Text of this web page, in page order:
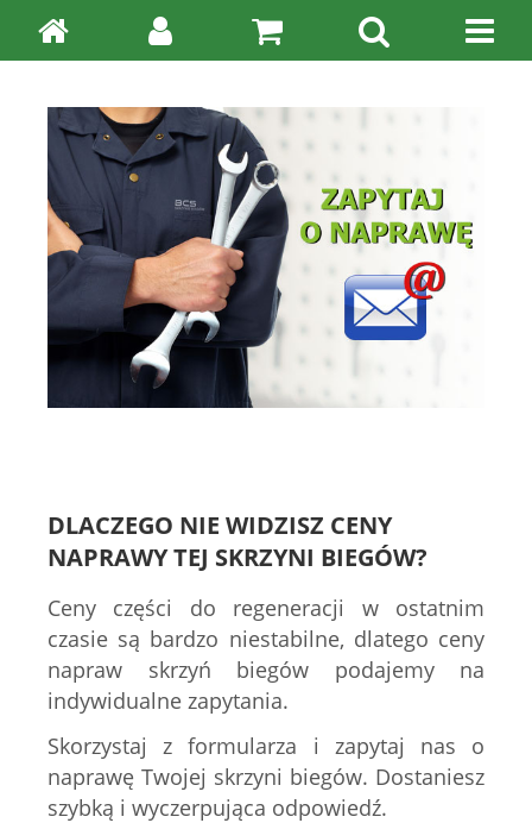
DLACZEGO NIE WIDZISZ CENY
NAPRAWY TEJ SKRZYNI BIEGÓW?
Ceny części do regeneracji w ostatnim
czasie są bardzo niestabilne, dlatego ceny
napraw skrzyń biegów podajemy na
indywidualne zapytania.
Skorzystaj z formularza i zapytaj nas o
naprawę Twojej skrzyni biegów. Dostaniesz
szybką i wyczerpująca odpowiedź.